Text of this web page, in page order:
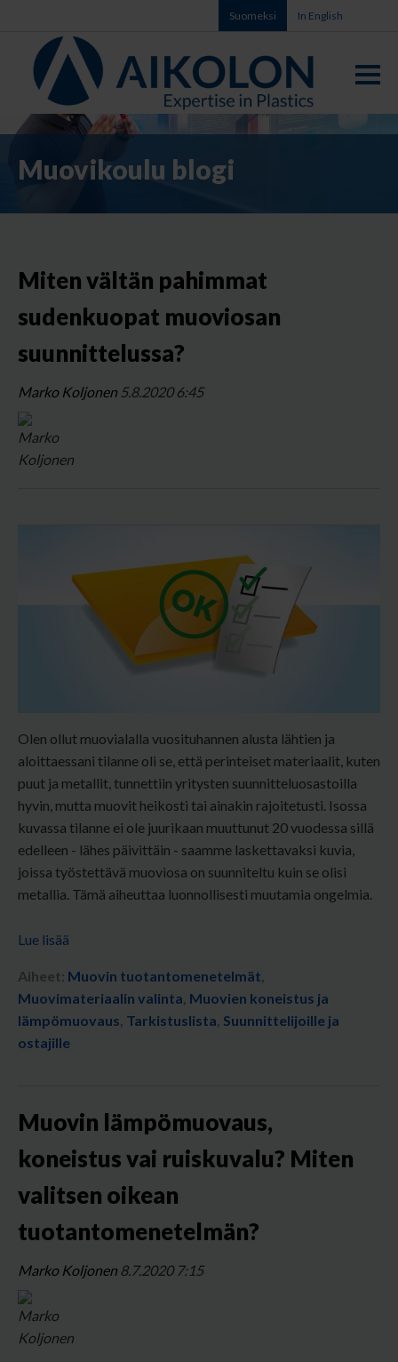
Suomeksi In English
Muovikoulu blogi
Miten vältän pahimmat
sudenkuopat muoviosan
suunnittelussa?
Marko Koljonen 5.8.2020 6:45
Olen ollut muovialalla vuosituhannen alusta lähtien ja
aloittaessani tilanne oli se, että perinteiset materiaalit, kuten
puut ja metallit, tunnettiin yritysten suunnitteluosastoilla
hyvin, mutta muovit heikosti tai ainakin rajoitetusti. Isossa
kuvassa tilanne ei ole juurikaan muuttunut 20 vuodessa sillä
edelleen - lähes päivittäin - saamme laskettavaksi kuvia,
joissa työstettävä muoviosa on suunniteltu kuin se olisi
metallia. Tämä aiheuttaa luonnollisesti muutamia ongelmia.
Lue lisää
Aiheet: Muovin tuotantomenetelmät,
Muovimateriaalin valinta, Muovien koneistus ja
lämpömuovaus, Tarkistuslista, Suunnittelijoille ja
ostajille
Muovin lämpömuovaus,
koneistus vai ruiskuvalu? Miten
valitsen oikean
tuotantomenetelmän?
Marko Koljonen 8.7.2020 7:15